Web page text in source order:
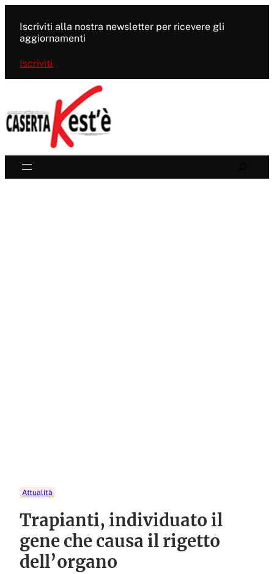
contenuto
Iscriviti alla nostra newsletter per ricevere gli
aggiornamenti
Iscriviti
Attualità
Trapianti, individuato il
gene che causa il rigetto
dell’organo